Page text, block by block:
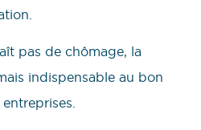
pas de chômage, la
indispensable au bon